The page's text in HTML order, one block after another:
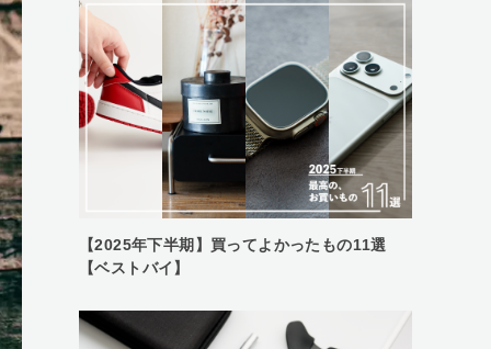
【2025年下半期】買ってよかったもの11選
【ベストバイ】